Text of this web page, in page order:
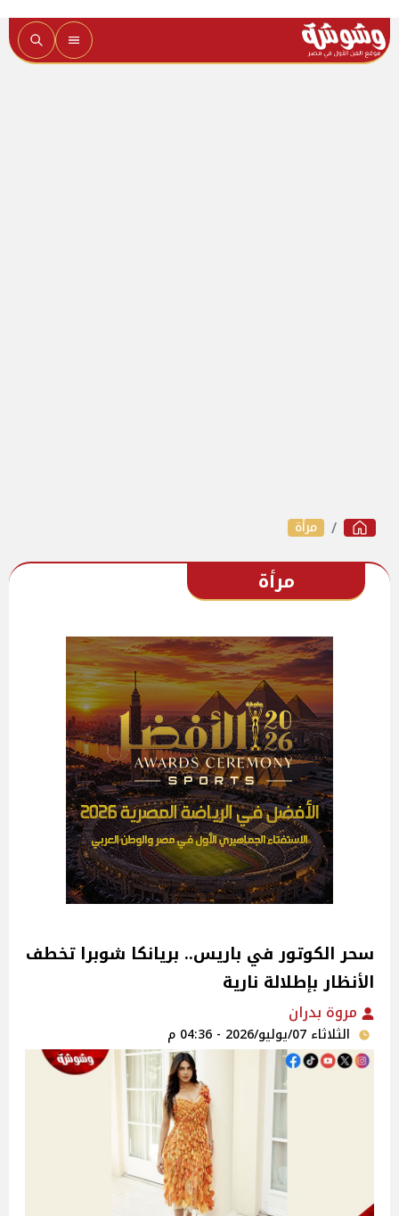
مرأة
مرأة
سحر الكوتور في باريس.. بريانكا شوبرا تخطف
الأنظار بإطلالة نارية
مروة بدران
الثلاثاء 07/يوليو/2026 - 04:36 م